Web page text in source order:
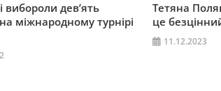
вибороли дев’ять
міжнародному турнірі
Тетяна
це
11.12.2023